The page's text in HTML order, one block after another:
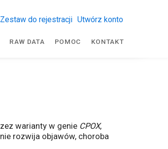
Zestaw do rejestracji Utwórz konto
RAW DATA POMOC KONTAKT
warianty w genie CPOX,
rozwija objawów, choroba